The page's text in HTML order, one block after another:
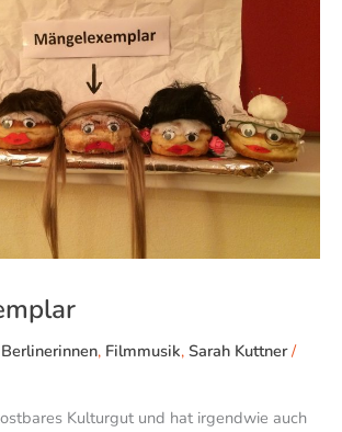
Berlinerinnen, Filmmusik, Sarah Kuttner/
Kulturgut und hat irgendwie auch